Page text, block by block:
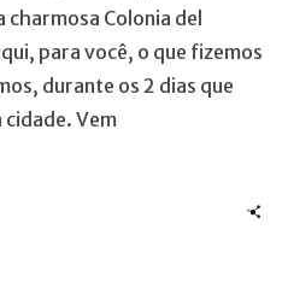
Colonia del
para você, o que fizemos
durante os 2 dias que
Vem